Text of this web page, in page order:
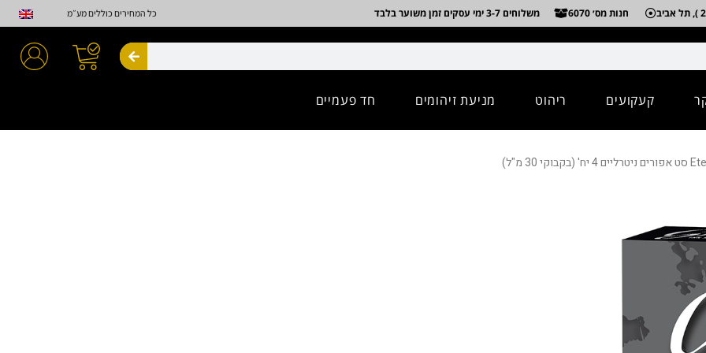
חנות מס׳ 6070 משלוחים 3-7 ימי עסקים זמן משוער בלבד כל המחירים כוללים מע״מ
חיפוש
קעקועים ריהוט מניעת זיהומים חד פעמיים